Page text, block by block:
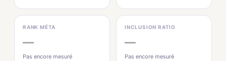
RANK MÉTA
—
Pas encore mesuré
INCLUSION RATIO
—
Pas encore mesuré